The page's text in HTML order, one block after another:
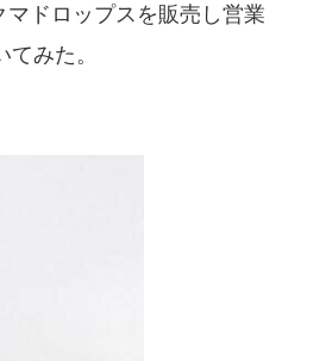
ドロップスを販売し営業
みた。